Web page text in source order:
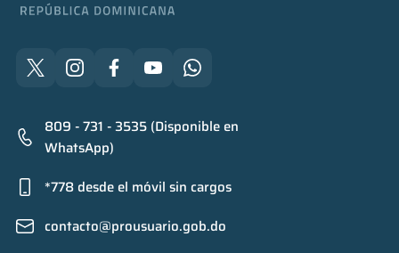
809 - 731 - 3535 (Disponible en
WhatsApp)
*778 desde el móvil sin cargos
contacto@prousuario.gob.do